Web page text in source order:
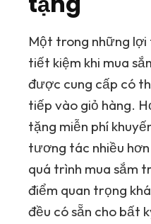
Một trong những lợi
tiết kiệm khi mua
được cung cấp có
tiếp vào giỏ hàng.
tặng miễn phí
tương tác nhiều
quá trình mua sắm
điểm quan trọng
đều có sẵn cho bất